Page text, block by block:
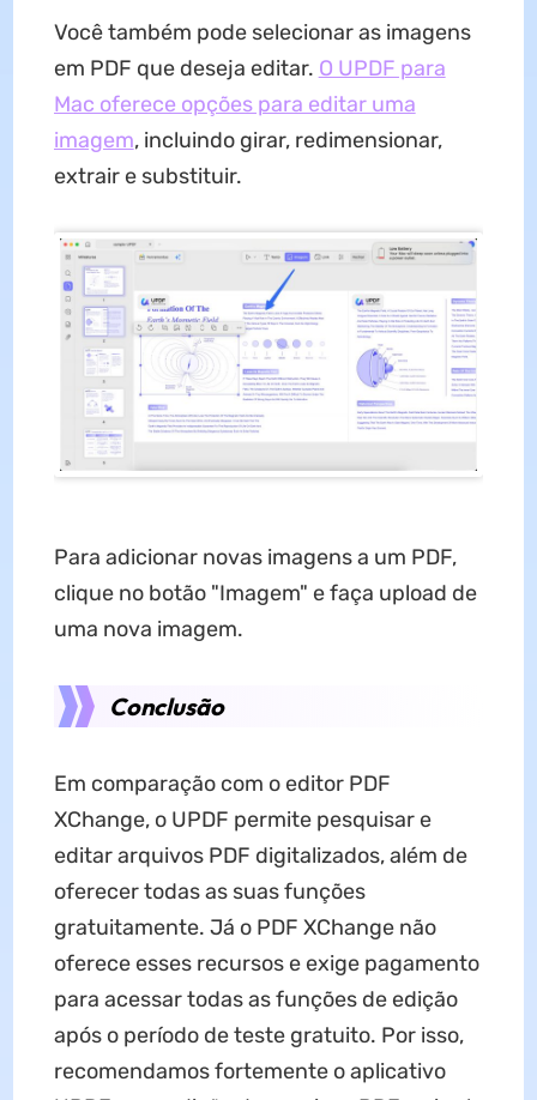
Você também pode selecionar as imagens
em PDF que deseja editar. O UPDF para
Mac oferece opções para editar uma
imagem, incluindo girar, redimensionar,
extrair e substituir.
Para adicionar novas imagens a um PDF,
clique no botão "Imagem" e faça upload de
uma nova imagem.
Conclusão
Em comparação com o editor PDF
XChange, o UPDF permite pesquisar e
editar arquivos PDF digitalizados, além de
oferecer todas as suas funções
gratuitamente. Já o PDF XChange não
oferece esses recursos e exige pagamento
para acessar todas as funções de edição
após o período de teste gratuito. Por isso,
recomendamos fortemente o aplicativo